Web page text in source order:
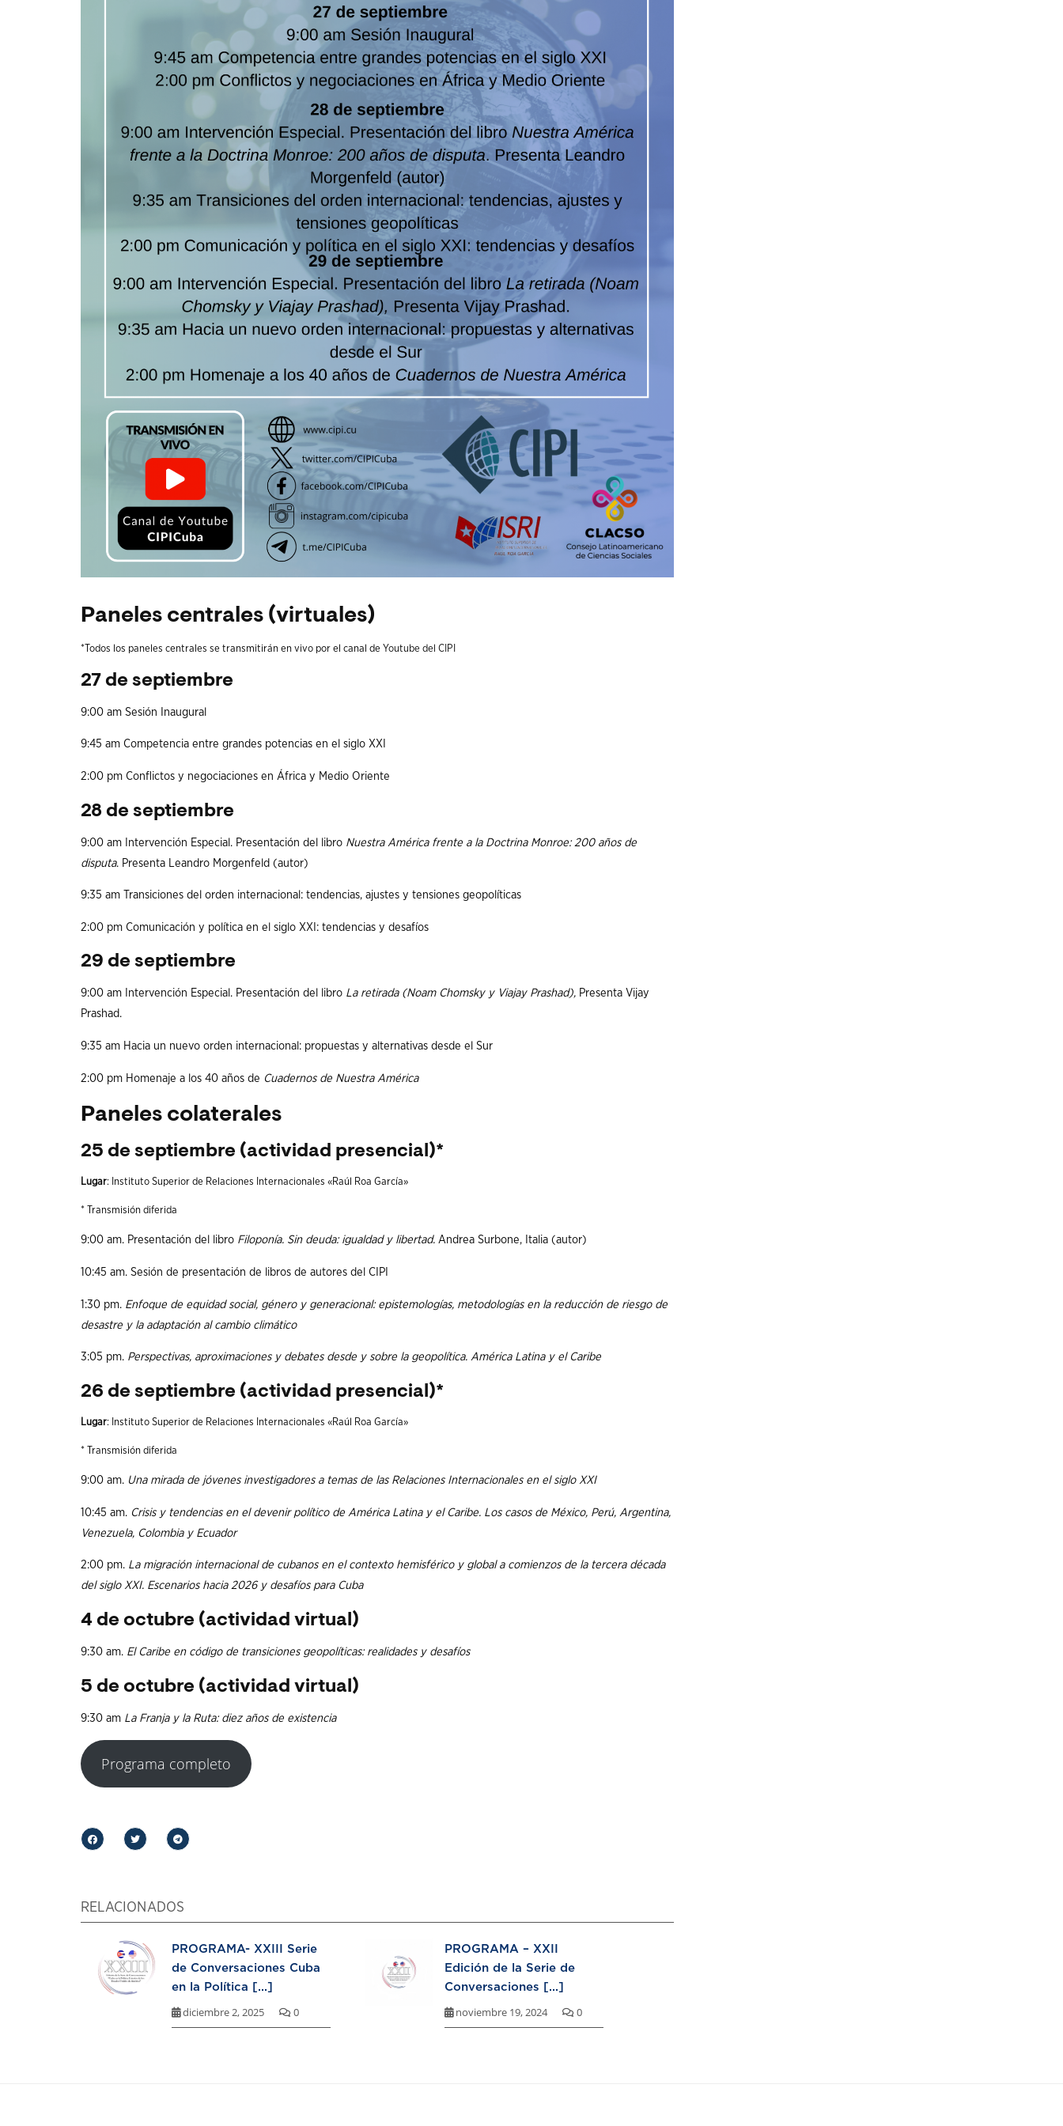
Paneles centrales (virtuales)
*Todos los paneles centrales se transmitirán en vivo por el canal de Youtube del CIPI
27 de septiembre
9:00 am Sesión Inaugural
9:45 am Competencia entre grandes potencias en el siglo XXI
2:00 pm Conflictos y negociaciones en África y Medio Oriente
28 de septiembre
9:00 am Intervención Especial. Presentación del libro Nuestra América frente a la Doctrina Monroe: 200 años de
disputa. Presenta Leandro Morgenfeld (autor)
9:35 am Transiciones del orden internacional: tendencias, ajustes y tensiones geopolíticas
2:00 pm Comunicación y política en el siglo XXI: tendencias y desafíos
29 de septiembre
9:00 am Intervención Especial. Presentación del libro La retirada (Noam Chomsky y Viajay Prashad), Presenta Vijay
Prashad.
9:35 am Hacia un nuevo orden internacional: propuestas y alternativas desde el Sur
2:00 pm Homenaje a los 40 años de Cuadernos de Nuestra América
Paneles colaterales
25 de septiembre (actividad presencial)*
Lugar: Instituto Superior de Relaciones Internacionales «Raúl Roa García»
* Transmisión diferida
9:00 am. Presentación del libro Filoponía. Sin deuda: igualdad y libertad. Andrea Surbone, Italia (autor)
10:45 am. Sesión de presentación de libros de autores del CIPI
1:30 pm. Enfoque de equidad social, género y generacional: epistemologías, metodologías en la reducción de riesgo de
desastre y la adaptación al cambio climático
3:05 pm. Perspectivas, aproximaciones y debates desde y sobre la geopolítica. América Latina y el Caribe
26 de septiembre (actividad presencial)*
Lugar: Instituto Superior de Relaciones Internacionales «Raúl Roa García»
* Transmisión diferida
9:00 am. Una mirada de jóvenes investigadores a temas de las Relaciones Internacionales en el siglo XXI
10:45 am. Crisis y tendencias en el devenir político de América Latina y el Caribe. Los casos de México, Perú, Argentina,
Venezuela, Colombia y Ecuador
2:00 pm. La migración internacional de cubanos en el contexto hemisférico y global a comienzos de la tercera década
del siglo XXI. Escenarios hacia 2026 y desafíos para Cuba
4 de octubre (actividad virtual)
9:30 am. El Caribe en código de transiciones geopolíticas: realidades y desafíos
5 de octubre (actividad virtual)
9:30 am La Franja y la Ruta: diez años de existencia
Programa completo
RELACIONADOS
PROGRAMA- XXIII Serie
de Conversaciones Cuba
en la Política [...]
diciembre 2, 2025 0
PROGRAMA – XXII
Edición de la Serie de
Conversaciones [...]
noviembre 19, 2024 0